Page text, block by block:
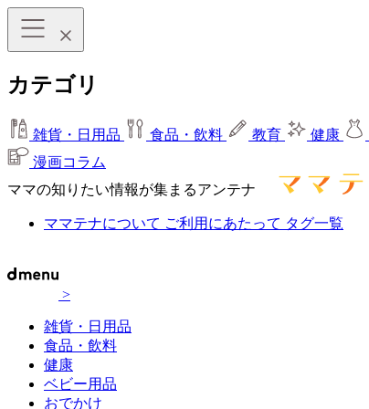
カテゴリ
雑貨・日用品 食品・飲料 教育 健康
漫画コラム
ママの知りたい情報が集まるアンテナ
ママテナについて ご利用にあたって タグ一覧
>
雑貨・日用品
食品・飲料
健康
ベビー用品
おでかけ